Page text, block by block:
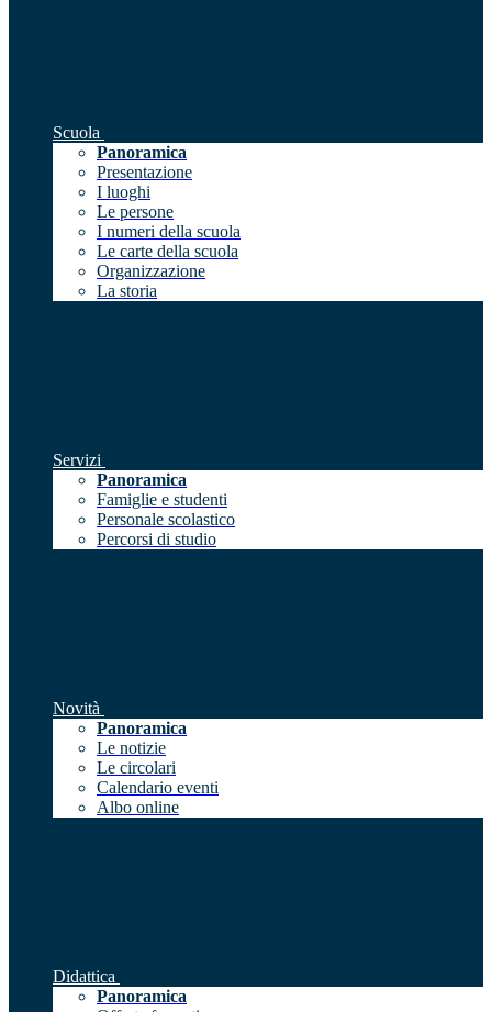
Scuola
Panoramica
Presentazione
I luoghi
Le persone
I numeri della scuola
Le carte della scuola
Organizzazione
La storia
Servizi
Panoramica
Famiglie e studenti
Personale scolastico
Percorsi di studio
Novità
Panoramica
Le notizie
Le circolari
Calendario eventi
Albo online
Didattica
Panoramica